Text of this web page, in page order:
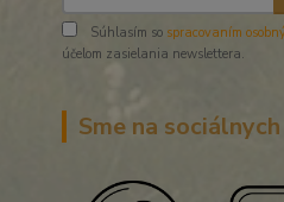
Súhlasím so spracovaním
účelom zasielania newslettera.
Sme na